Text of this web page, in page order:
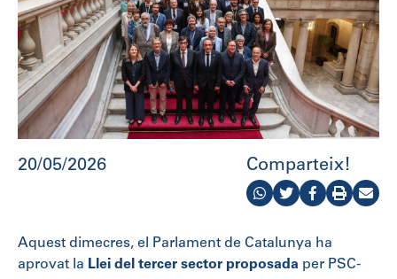
20/05/2026 Comparteix!
Aquest dimecres, el Parlament de Catalunya ha
aprovat la Llei del tercer sector proposada per PSC-